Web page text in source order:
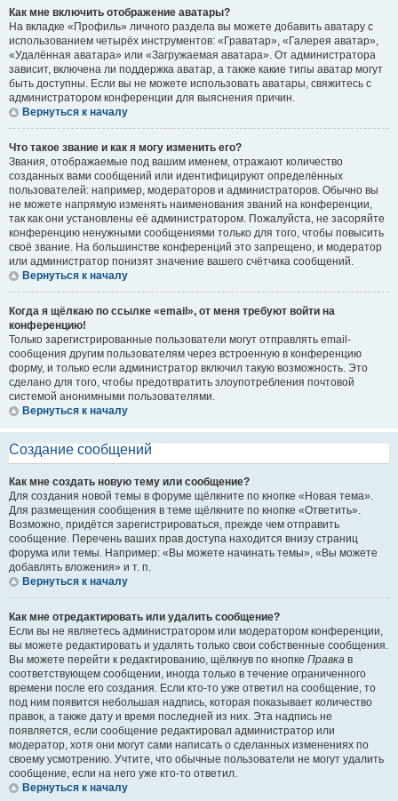
Как мне включить отображение аватары?
На вкладке «Профиль» личного раздела вы можете добавить аватару с
использованием четырёх инструментов: «Граватар», «Галерея аватар»,
«Удалённая аватара» или «Загружаемая аватара». От администратора
зависит, включена ли поддержка аватар, а также какие типы аватар могут
быть доступны. Если вы не можете использовать аватары, свяжитесь с
администратором конференции для выяснения причин.
Вернуться к началу
Что такое звание и как я могу изменить его?
Звания, отображаемые под вашим именем, отражают количество
созданных вами сообщений или идентифицируют определённых
пользователей: например, модераторов и администраторов. Обычно вы
не можете напрямую изменять наименования званий на конференции,
так как они установлены её администратором. Пожалуйста, не засоряйте
конференцию ненужными сообщениями только для того, чтобы повысить
своё звание. На большинстве конференций это запрещено, и модератор
или администратор понизят значение вашего счётчика сообщений.
Вернуться к началу
Когда я щёлкаю по ссылке «email», от меня требуют войти на
конференцию!
Только зарегистрированные пользователи могут отправлять email-
сообщения другим пользователям через встроенную в конференцию
форму, и только если администратор включил такую возможность. Это
сделано для того, чтобы предотвратить злоупотребления почтовой
системой анонимными пользователями.
Вернуться к началу
Создание сообщений
Как мне создать новую тему или сообщение?
Для создания новой темы в форуме щёлкните по кнопке «Новая тема».
Для размещения сообщения в теме щёлкните по кнопке «Ответить».
Возможно, придётся зарегистрироваться, прежде чем отправить
сообщение. Перечень ваших прав доступа находится внизу страниц
форума или темы. Например: «Вы можете начинать темы», «Вы можете
добавлять вложения» и т. п.
Вернуться к началу
Как мне отредактировать или удалить сообщение?
Если вы не являетесь администратором или модератором конференции,
вы можете редактировать и удалять только свои собственные сообщения.
Вы можете перейти к редактированию, щёлкнув по кнопке Правка в
соответствующем сообщении, иногда только в течение ограниченного
времени после его создания. Если кто-то уже ответил на сообщение, то
под ним появится небольшая надпись, которая показывает количество
правок, а также дату и время последней из них. Эта надпись не
появляется, если сообщение редактировал администратор или
модератор, хотя они могут сами написать о сделанных изменениях по
своему усмотрению. Учтите, что обычные пользователи не могут удалить
сообщение, если на него уже кто-то ответил.
Вернуться к началу